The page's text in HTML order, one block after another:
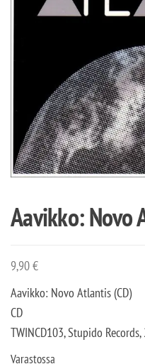
Aavikko: Novo
9,90€
Aavikko: Novo Atlantis (CD)
CD
TWINCD103, Stupido
Varastossa